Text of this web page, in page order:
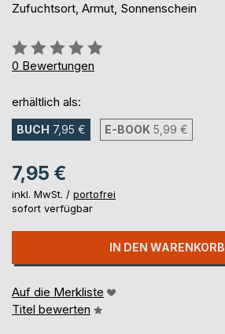
Zufuchtsort, Armut, Sonnenschein
Bewertung::
0%
0 Bewertungen
erhältlich als:
BUCH 7,95 € E-BOOK 5,99 €
7,95 €
inkl. MwSt. / portofrei
sofort verfügbar
IN DEN WARENKORB
Auf die Merkliste
Titel bewerten